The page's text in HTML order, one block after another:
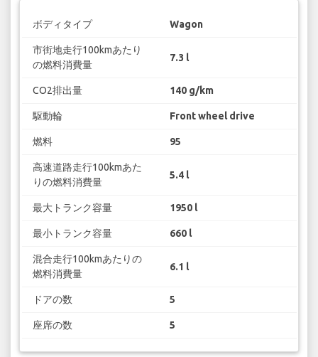
ボディタイプ Wagon
市街地走行100kmあたり
の燃料消費量
7.3 l
CO2排出量 140 g/km
駆動輪 Front wheel drive
燃料 95
高速道路走行100kmあた
りの燃料消費量
5.4 l
最大トランク容量 1950 l
最小トランク容量 660 l
混合走行100kmあたりの
燃料消費量
6.1 l
ドアの数 5
座席の数 5